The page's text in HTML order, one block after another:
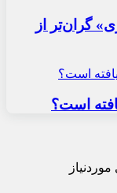
گران‌تر از
است؟